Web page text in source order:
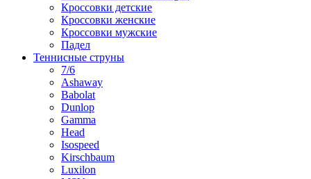
Кроссовки детские
Кроссовки женские
Кроссовки мужские
Падел
Теннисные струны
7/6
Ashaway
Babolat
Dunlop
Gamma
Head
Isospeed
Kirschbaum
Luxilon